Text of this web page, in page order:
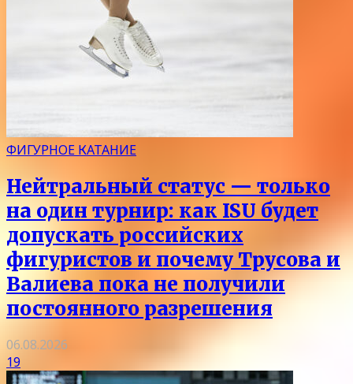
ФИГУРНОЕ КАТАНИЕ
Нейтральный статус — только
на один турнир: как ISU будет
допускать российских
фигуристов и почему Трусова и
Валиева пока не получили
постоянного разрешения
06.08.2026
19